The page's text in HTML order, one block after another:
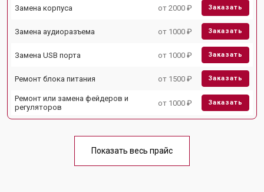
Замена корпуса от 2000 ₽ Заказать
Замена аудиоразъема от 1000 ₽ Заказать
Замена USB порта от 1000 ₽ Заказать
Ремонт блока питания от 1500 ₽ Заказать
Ремонт или замена фейдеров и
регуляторов
от 1000 ₽ Заказать
Показать весь прайс